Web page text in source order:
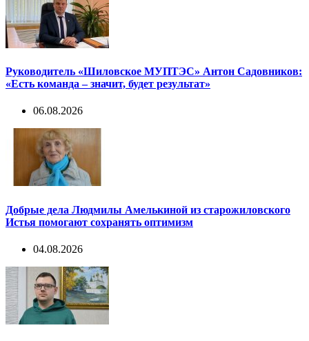
Руководитель «Шиловское МУПТЭС» Антон Садовников:
«Есть команда – значит, будет результат»
06.08.2026
Добрые дела Людмилы Амелькиной из старожиловского
Истья помогают сохранять оптимизм
04.08.2026